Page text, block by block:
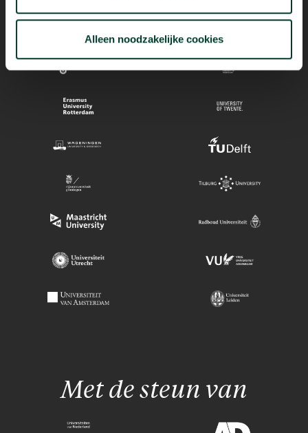
Alleen noodzakelijke cookies
Met de steun van